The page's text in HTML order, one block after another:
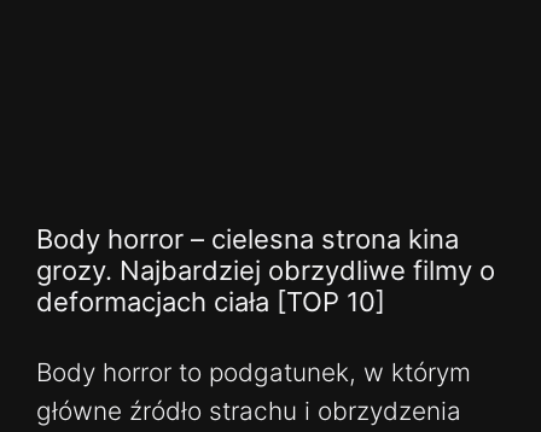
Body horror – cielesna strona kina
grozy. Najbardziej obrzydliwe filmy o
deformacjach ciała [TOP 10]
Body horror to podgatunek, w którym
główne źródło strachu i obrzydzenia